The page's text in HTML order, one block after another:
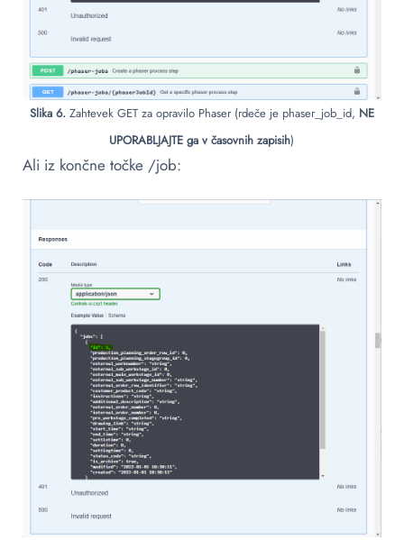
Slika 6. Zahtevek GET za opravilo Phaser (rdeče je phaser_job_id, NE
UPORABLJAJTE ga v časovnih zapisih)
Ali iz končne točke /job: